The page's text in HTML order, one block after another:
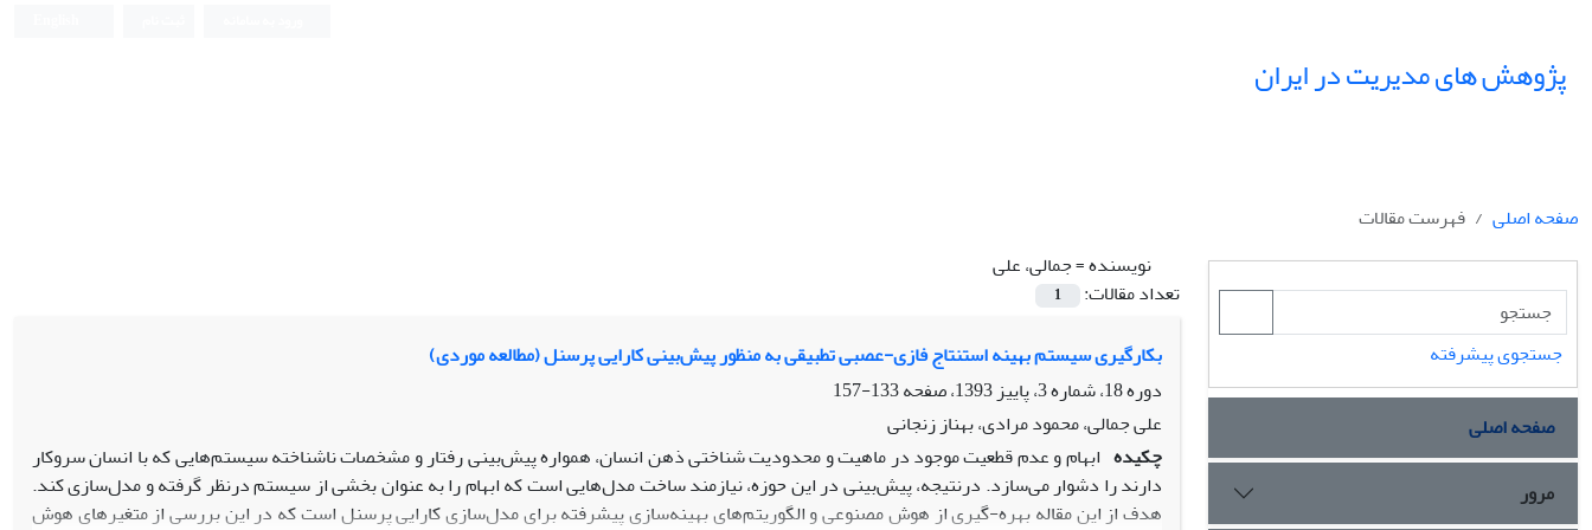
پژوهش های مدیریت در ایران
صفحه اصلی
فهرست مقالات
نویسنده =جمالی، علی
تعداد مقالات:
1
بکارگیری سیستم بهینه استنتاج فازی-عصبی تطبیقی به منظور پیش‌بینی کارایی پرسنل (مطالعه موردی)
دوره 18، شماره 3، پاییز 1393، صفحه
133-157
علی جمالی، محمود مرادی، بهناز زنجانی
چکیده ابهام و عدم قطعیت موجود در ماهیت و محدودیت شناختی ذهن انسان، همواره پیش‌بینی رفتار و مشخصات ناشناخته سیستم‌هایی که با انسان سروکار
دارند‌ را دشوار می‌سازد. درنتیجه، پیش‌بینی در این حوزه، نیازمند ساخت مدل‌هایی است که ابهام را به عنوان بخشی از سیستم درنظر گرفته و مدل‌سازی کند.
هدف از این مقاله بهره-گیری از هوش مصنوعی و الگوریتم‌های بهینه‌سازی پیشرفته برای مدل‌سازی کارایی پرسنل است که در این بررسی از متغیرهای هوش
جستجوی پیشرفته
صفحه اصلی
مرور